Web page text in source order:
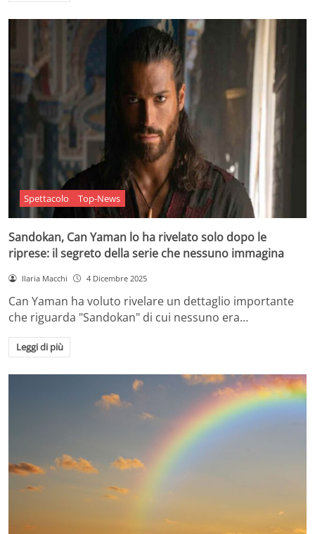
Spettacolo Top-News
Sandokan, Can Yaman lo ha rivelato solo dopo le
riprese: il segreto della serie che nessuno immagina
Ilaria Macchi 4 Dicembre 2025
Can Yaman ha voluto rivelare un dettaglio importante
che riguarda "Sandokan" di cui nessuno era…
Leggi di più